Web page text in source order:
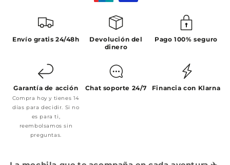
Envío gratis 24/48h
Devolución del
dinero
Pago 100% seguro
Garantía de acción
Compra hoy y tienes 14
días para decidir. Si no
es para ti,
reembolsamos sin
preguntas.
Chat soporte 24/7 Financia con Klarna